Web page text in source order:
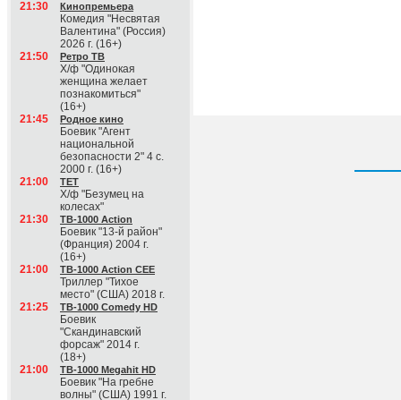
21:30
Кинопремьера
Комедия "Несвятая
Валентина" (Россия)
2026 г. (16+)
21:50
Ретро ТВ
Х/ф "Одинокая
женщина желает
познакомиться"
(16+)
21:45
Родное кино
Боевик "Агент
национальной
безопасности 2" 4 с.
2000 г. (16+)
21:00
ТЕТ
Х/ф "Безумец на
колесах"
21:30
ТВ-1000 Action
Боевик "13-й район"
(Франция) 2004 г.
(16+)
21:00
ТВ-1000 Action CEE
Триллер "Тихое
место" (США) 2018 г.
21:25
ТВ-1000 Comedy HD
Боевик
"Скандинавский
форсаж" 2014 г.
(18+)
21:00
ТВ-1000 Megahit HD
Боевик "На гребне
волны" (США) 1991 г.